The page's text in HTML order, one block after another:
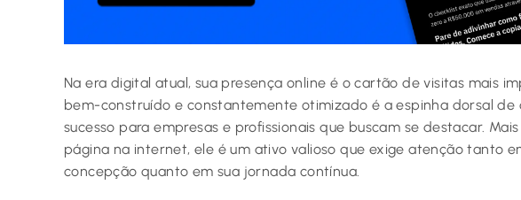
Na era digital atual, sua presença online é o cartão de visitas mais
bem-construído e constantemente otimizado é a espinha dorsal de
sucesso para empresas e profissionais que buscam se destacar.
página na internet, ele é um ativo valioso que exige atenção tanto
concepção quanto em sua jornada contínua.